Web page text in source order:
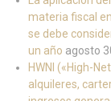
materia fiscal
se debe
un año agosto
HWNI («High-
alquileres,